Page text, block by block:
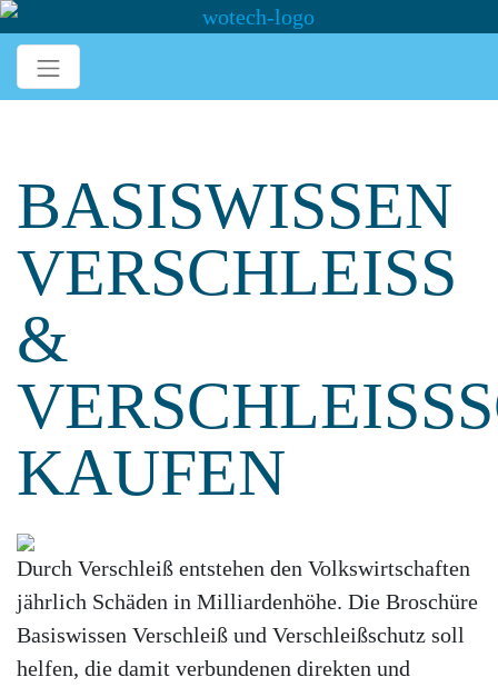
BASISWISSEN
VERSCHLEISS &
V
UFEN
Durch Verschleiß entstehen den Volkswirtschaften
jährlich Schäden in Milliardenhöhe. Die Broschüre
Basiswissen Verschleiß und Verschleißschutz soll
helfen, die damit verbundenen direkten und